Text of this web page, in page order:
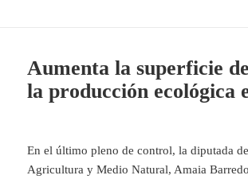
Aumenta la superficie
la producción ecológica
En el último pleno de control, la diputada
Agricultura y Medio Natural, Amaia